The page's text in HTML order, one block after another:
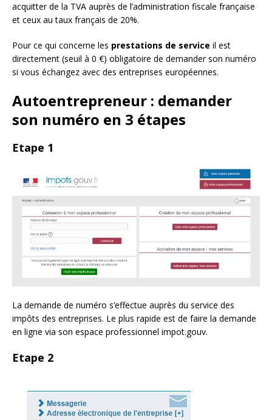
acquitter de la TVA auprès de l’administration fiscale française
et ceux au taux français de 20%.
Pour ce qui concerne les prestations de service il est
directement (seuil à 0 €) obligatoire de demander son numéro
si vous échangez avec des entreprises européennes.
Autoentrepreneur : demander
son numéro en 3 étapes
Etape 1
La demande de numéro s’effectue auprès du service des
impôts des entreprises. Le plus rapide est de faire la demande
en ligne via son espace professionnel impot.gouv.
Etape 2